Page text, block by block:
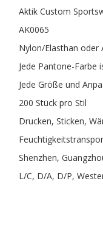
Aktik Custom
AK0065
Nylon/Elasthan oder
Jede Pantone-Farbe
Jede Größe und
200 Stück pro Stil
Drucken, Sticken,
Shenzhen,
L/C, D/A, D/P,